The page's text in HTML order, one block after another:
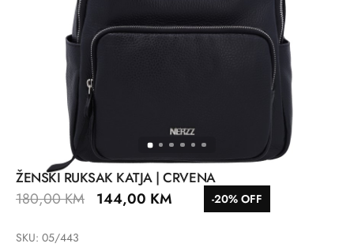
ŽENSKI RUKSAK KATJA | CRVENA
180,00KM 144,00 KM -20% OFF
SKU: 05/443